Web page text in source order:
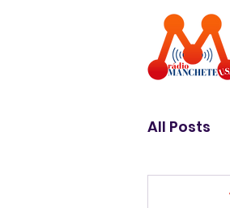
All Posts